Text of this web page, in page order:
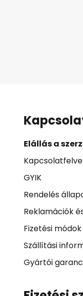
Elállás a
GYIK
Rendelés
Reklamációk
Fizetési módok
Szállítási
Gyártói